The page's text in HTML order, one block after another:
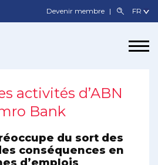
Devenir membre
activités d’ABN
Bank
du sort des
conséquences en